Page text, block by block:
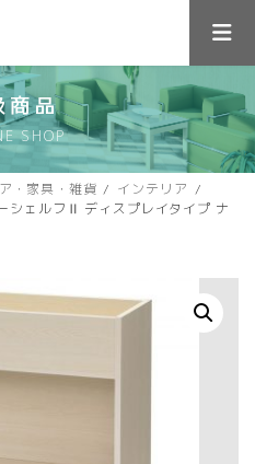
商品
SHOP
・家具・雑貨
インテリア
シェルフⅡ ディスプレイタイプ ナ